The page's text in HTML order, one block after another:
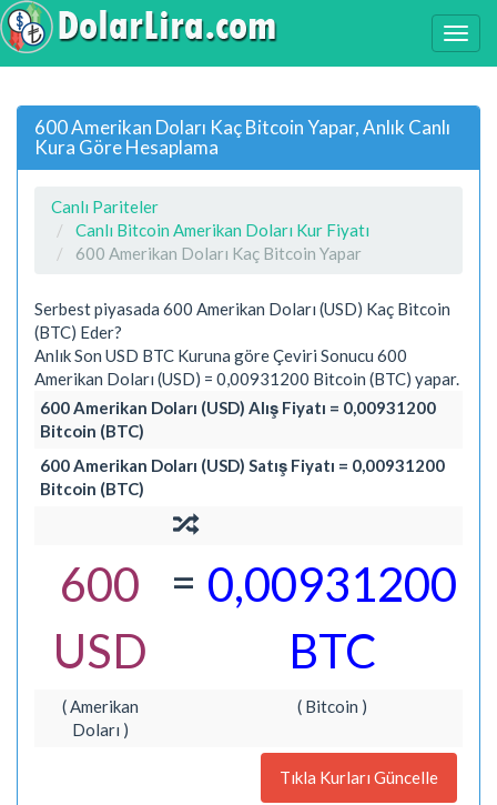
600 Amerikan Doları Kaç Bitcoin Yapar, Anlık Canlı
Kura Göre Hesaplama
Canlı Pariteler
Canlı Bitcoin Amerikan Doları Kur Fiyatı
600 Amerikan Doları Kaç Bitcoin Yapar
Serbest piyasada 600 Amerikan Doları (USD) Kaç Bitcoin
(BTC) Eder?
Anlık Son USD BTC Kuruna göre Çeviri Sonucu 600
Amerikan Doları (USD) = 0,00931200 Bitcoin (BTC) yapar.
600 Amerikan Doları (USD) Alış Fiyatı = 0,00931200
Bitcoin (BTC)
600 Amerikan Doları (USD) Satış Fiyatı = 0,00931200
Bitcoin (BTC)
600
USD
= 0,00931200
BTC
( Amerikan
Doları )
( Bitcoin )
Tıkla Kurları Güncelle